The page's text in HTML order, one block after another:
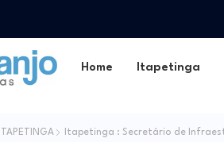
Home Itapetinga
ITAPETINGA
Itapetinga : Secretário de